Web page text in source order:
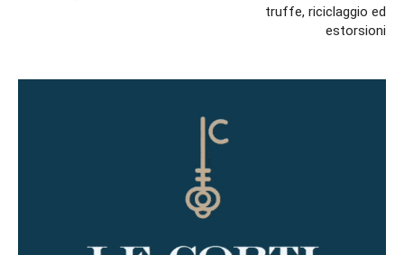
truffe, riciclaggio ed
estorsioni